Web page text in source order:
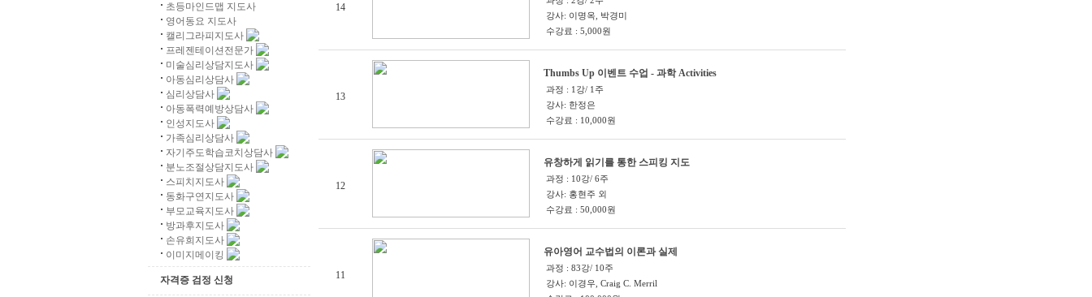
초등마인드맵 지도사
영어동요 지도사
캘리그라피지도사
프레젠테이션전문가
미술심리상담지도사
아동심리상담사
심리상담사
아동폭력예방상담사
인성지도사
가족심리상담사
자기주도학습코치상담사
분노조절상담지도사
스피치지도사
동화구연지도사
부모교육지도사
방과후지도사
손유희지도사
이미지메이킹
자격증 검정 신청
14
강사: 이명옥, 박경미
수강료 : 5,000원
13
Thumbs Up 이벤트 수업 - 과학 Activities
과정 : 1강/ 1주
강사: 한정은
수강료 : 10,000원
12
유창하게 읽기를 통한 스피킹 지도
과정 : 10강/ 6주
강사: 홍현주 외
수강료 : 50,000원
11
유아영어 교수법의 이론과 실제
과정 : 83강/ 10주
강사: 이경우, Craig C. Merril